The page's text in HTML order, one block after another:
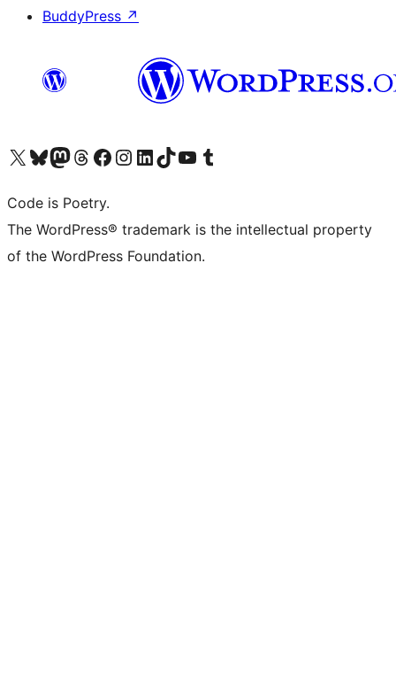
BuddyPress ↗
ຢ້ຽມຊົມບັນຊີ X (ຊື່ເກົ່າ Twitter) ຂອງພວກເຮົາຢ້ຽມຊົມບັນຊີ Bluesky ຂອງພວກເຮົາຢ້ຽມຊົມບັນຊີ Mastodon ຂອງພວກເຮົາຢ້ຽມຊົມບັນຊີ Threads ຂອງພວກເຮົາຢ້ຽມຊົມໜ້າ Facebook ຂອງພວກເຮົາຢ້ຽມຊົມບັນຊີ Instagram ຂອງພວກເຮົາຢ້ຽມຊົມບັນຊີ LinkedIn ຂອງພວກເຮົາຢ້ຽມຊົມບັນຊີ TikTok ຂອງພວກເຮົາຢ້ຽມຊົມຊ່ອງ YouTube ຂອງພວກເຮົາຢ້ຽມຊົມບັນຊີ Tumblr ຂອງພວກເຮົາ
Code is Poetry.
The WordPress® trademark is the intellectual property
of the WordPress Foundation.